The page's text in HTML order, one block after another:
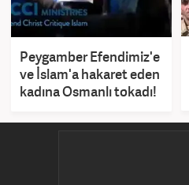
Peygamber Efendimiz'e
ve İslam'a hakaret eden
kadına Osmanlı tokadı!